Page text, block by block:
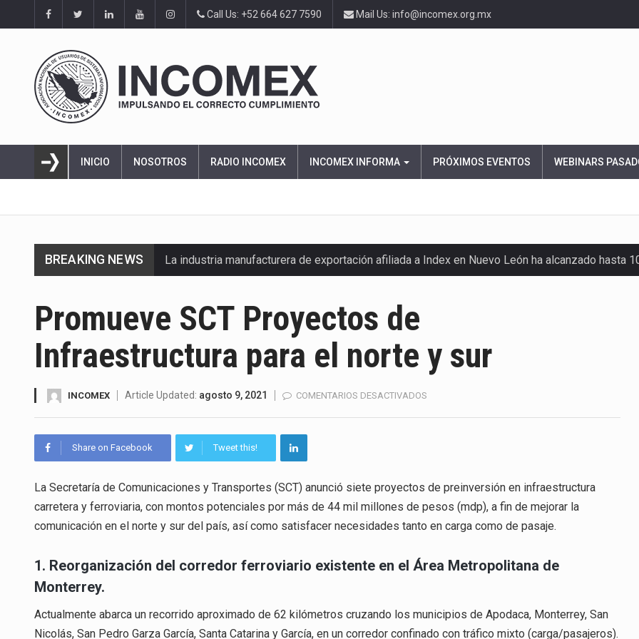
Call Us: +52 664 627 7590 Mail Us: info@incomex.org.mx
INICIO NOSOTROS RADIO INCOMEX INCOMEX INFORMA PRÓXIMOS EVENTOS WEBINARS
BREAKING NEWS La industria manufacturera de exportación afiliada a Index en Nuevo León ha alcanzado hasta
El superávit comercial de México con Estados Unidos alcanzó 102,581 millones de dólares
El Tribunal Federal de Justicia Administrativa (TFJA), a través de su Segunda Sala Regional en…
El Gobierno de Estados Unidos ha procesado la devolución de aproximadamente 100,000
La Cámara Minera de México (Camimex) proyecta una inversión total de 6,402.2 millones de
El secretario de Economía de México, Marcelo Ebrard Casaubon, sostuvo una reunión de trabajo
La reforma que reduce la jornada laboral a 40 horas semanales omitió precisar su aplicación…
El gobierno federal creó mediante decreto la Oficina Presidencial para la Promoción de
Promueve SCT Proyectos de
Infraestructura para el norte y sur
INCOMEX Article Updated: agosto 9, 2021 COMENTARIOS DESACTIVADOS
PARA
Y
Share on Facebook Tweet this!
La Secretaría de Comunicaciones y Transportes (SCT) anunció siete proyectos de preinversión en infraestructura
carretera y ferroviaria, con montos potenciales por más de 44 mil millones de pesos (mdp), a fin de mejorar la
comunicación en el norte y sur del país, así como satisfacer necesidades tanto en carga como de pasaje.
1. Reorganización del corredor ferroviario existente en el Área Metropolitana de
Monterrey.
Actualmente abarca un recorrido aproximado de 62 kilómetros cruzando los municipios de Apodaca, Monterrey, San
Nicolás, San Pedro Garza García, Santa Catarina y García, en un corredor confinado con tráfico mixto (carga/pasajeros).